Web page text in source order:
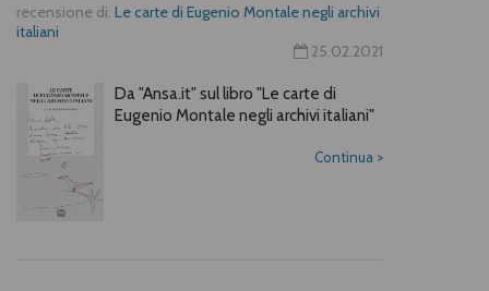
recensione di: Le carte di Eugenio Montale negli archivi
italiani
25.02.2021
Da "Ansa.it" sul libro "Le carte di
Eugenio Montale negli archivi italiani"
Continua >